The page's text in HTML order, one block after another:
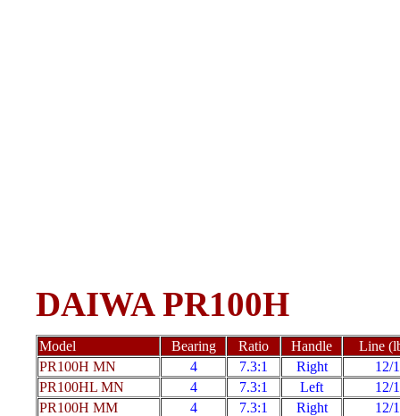
DAIWA PR100H
Model Bearing Ratio Handle
Line
PR100H MN
4 7.3:1 Right
12/
PR100HL MN
4 7.3:1 Left
12/
PR100H MM
4 7.3:1 Right
12/